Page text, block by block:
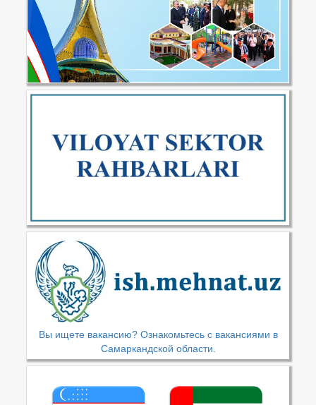
Вы ищете вакансию? Ознакомьтесь с вакансиями в
Самаркандской области.